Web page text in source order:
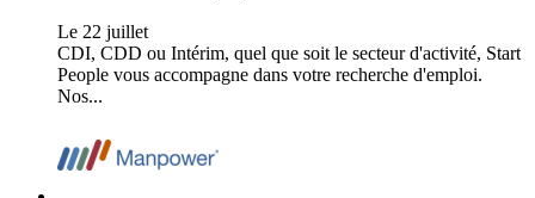
Le 22 juillet
CDI, CDD ou Intérim, quel que soit le secteur d'activité, Start
People vous accompagne dans votre recherche d'emploi.
Nos...